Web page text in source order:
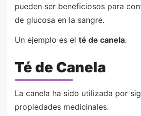
pueden ser beneficiosos para
de glucosa en la sangre.
Un ejemplo es el té de canela.
Té de Canela
La canela ha sido utilizada por
propiedades medicinales.